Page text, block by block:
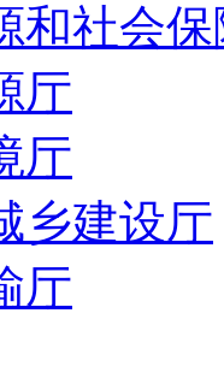
和社会
厅
厅
乡建设厅
厅